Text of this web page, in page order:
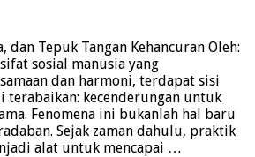
dan Tepuk Tangan Kehancuran Oleh:
sosial manusia yang
dan harmoni, terdapat sisi
terabaikan: kecenderungan untuk
Fenomena ini bukanlah hal baru
Sejak zaman dahulu, praktik
alat untuk mencapai …